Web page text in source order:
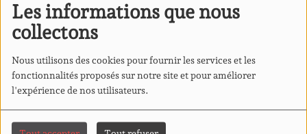
Les informations que nous
collectons
Nous utilisons des cookies pour fournir les services et les
fonctionnalités proposés sur notre site et pour améliorer
l'expérience de nos utilisateurs.